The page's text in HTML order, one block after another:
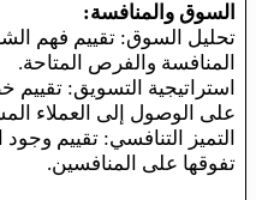
السوق والمنافسة:
تحليل السوق: تقييم فهم
المنافسة والفرص المتاحة.
استراتيجية التسويق:
على الوصول إلى العملاء
التميز التنافسي: تقييم
تفوقها على المنافسين.